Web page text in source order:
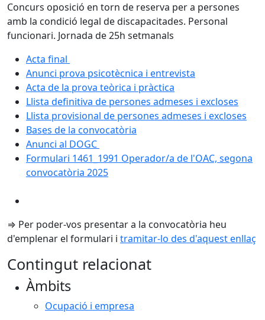
Concurs oposició en torn de reserva per a persones
amb la condició legal de discapacitades. Personal
funcionari. Jornada de 25h setmanals
Acta final
Anunci prova psicotècnica i entrevista
Acta de la prova teòrica i pràctica
Llista definitiva de persones admeses i excloses
Llista provisional de persones admeses i excloses
Bases de la convocatòria
Anunci al DOGC
Formulari 1461_1991 Operador/a de l'OAC, segona
convocatòria 2025
⇒ Per poder-vos presentar a la convocatòria heu
d'emplenar el formulari i tramitar-lo des d'aquest enllaç
Contingut relacionat
Àmbits
Ocupació i empresa